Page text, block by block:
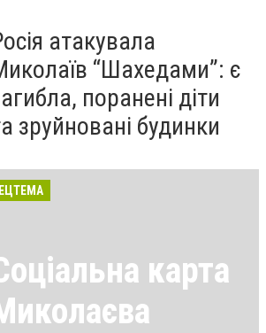
атакувала
“Шахедами”: є
поранені діти
зруйновані будинки
карта